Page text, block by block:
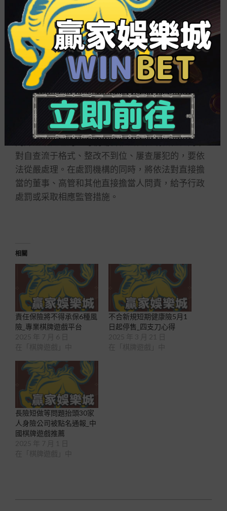
據中國棋牌遊戲
保險公司人士透露，依據監管
要求，保險公司將切實蒙受亂象整治主體責任，重
點關注屢查屢犯、此查彼犯和整改進度遲鈍等現
象，深入開展自查整改和內部問責。同時，將亂象
整治與日常經營相結合，把對重點業務領域、環節
和部位的排查作為一項常態化工作，構建長效機
制。
監管部分的高壓態勢還體目前嚴厲整改問責
上。保險公司在自查和監管查抄過程中主動曝光疑
問并整改處理的，可視場合依法從輕或減輕處罰；
對自查流于格式、整改不到位、屢查屢犯的，要依
法從嚴處理。在處罰機構的同時，將依法對直接擔
當的董事、高管和其他直接擔當人問責，給予行政
處罰或采取相應監管措施。
相關
責任保險將不得承保6種風
險_專業棋牌遊戲平台
不合新規短期健康險5月1
日起停售_四支刀心得
長險短做等問題抬頭30家
人身險公司被點名通報_中
國棋牌遊戲推薦